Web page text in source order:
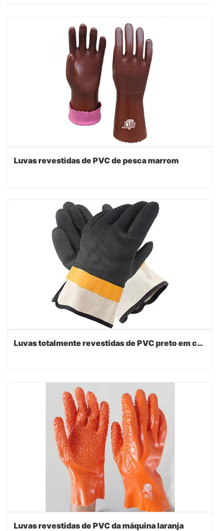
Luvas revestidas de PVC de pesca marrom
Luvas totalmente revestidas de PVC preto em campo de óleo
Luvas revestidas de PVC da máquina laranja